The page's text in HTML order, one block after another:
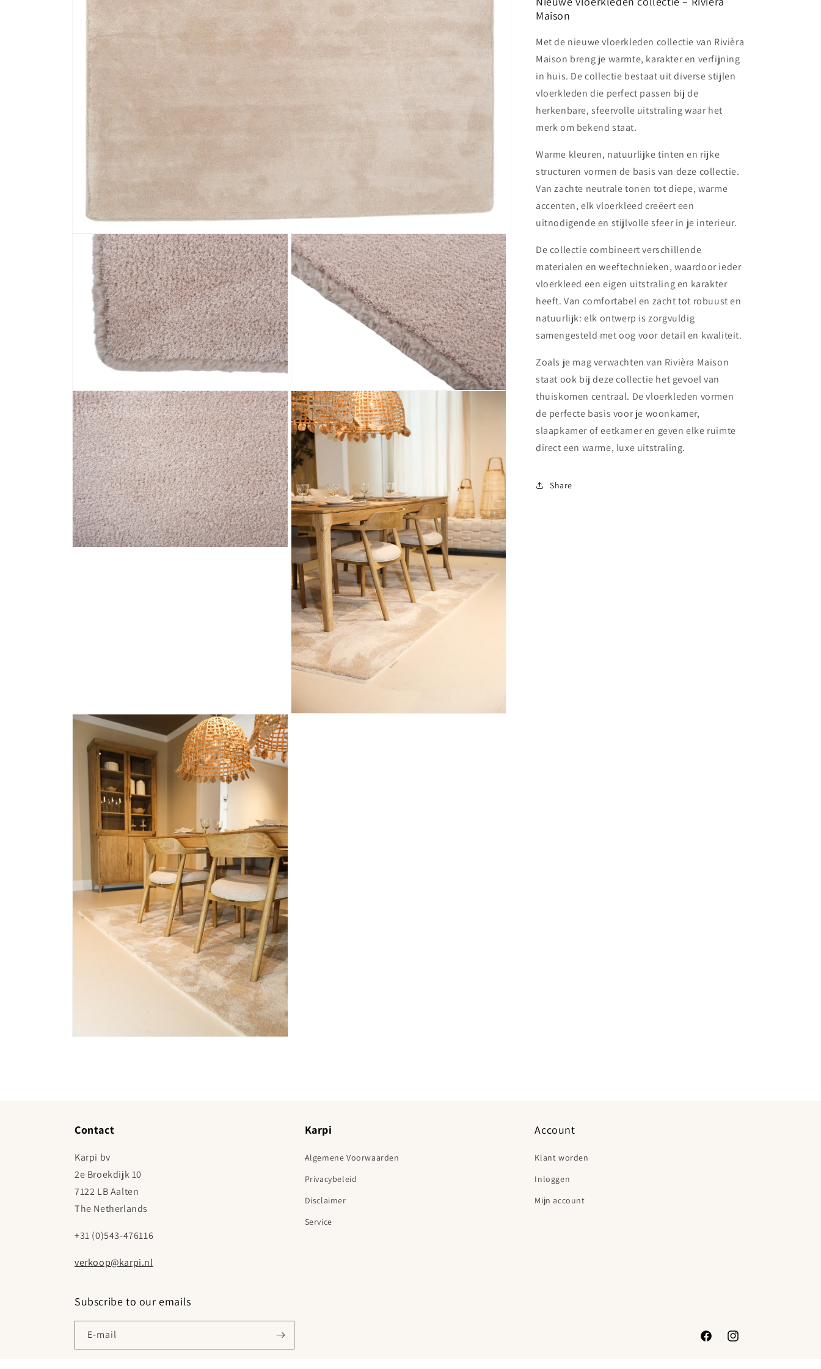
Media 1 openen in modaal
Media 2 openen in modaal Media 3 openen in modaal
Maison
Met de nieuwe vloerkleden collectie van Rivièra
Maison breng je warmte, karakter en verfijning
in huis. De collectie bestaat uit diverse stijlen
vloerkleden die perfect passen bij de
herkenbare, sfeervolle uitstraling waar het
merk om bekend staat.
Warme kleuren, natuurlijke tinten en rijke
structuren vormen de basis van deze collectie.
Van zachte neutrale tonen tot diepe, warme
accenten, elk vloerkleed creëert een
uitnodigende en stijlvolle sfeer in je interieur.
De collectie combineert verschillende
materialen en weeftechnieken, waardoor ieder
vloerkleed een eigen uitstraling en karakter
heeft. Van comfortabel en zacht tot robuust en
natuurlijk: elk ontwerp is zorgvuldig
samengesteld met oog voor detail en kwaliteit.
Zoals je mag verwachten van Rivièra Maison
staat ook bij deze collectie het gevoel van
thuiskomen centraal. De vloerkleden vormen
de perfecte basis voor je woonkamer,
slaapkamer of eetkamer en geven elke ruimte
direct een warme, luxe uitstraling.
Share
Contact
Karpi bv
2e Broekdijk 10
7122 LB Aalten
The Netherlands
+31 (0)543-476116
verkoop@karpi.nl
Karpi
Algemene Voorwaarden
Privacybeleid
Disclaimer
Service
Account
Klant worden
Inloggen
Mijn account
Subscribe to our emails
E‑mail
FacebookInstagram